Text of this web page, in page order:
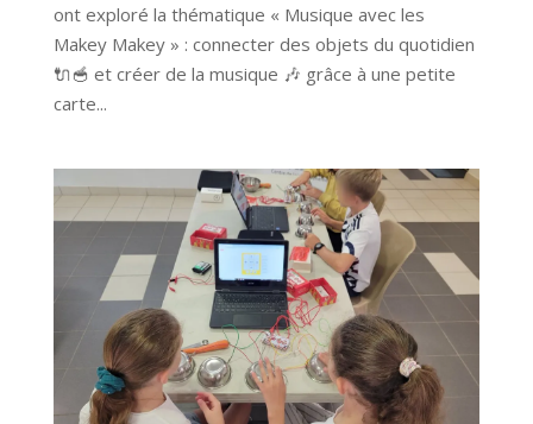
ont exploré la thématique « Musique avec les
Makey Makey » : connecter des objets du quotidien
🔌🥣 et créer de la musique 🎶 grâce à une petite
carte...